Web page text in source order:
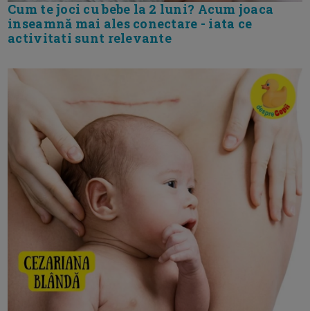
Cum te joci cu bebe la 2 luni? Acum joaca
inseamnă mai ales conectare - iata ce
activitati sunt relevante